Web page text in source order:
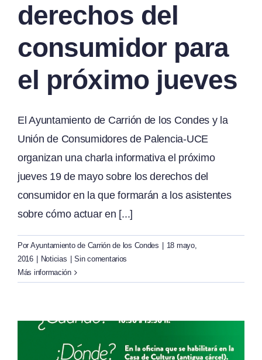
derechos del
consumidor para
el próximo jueves
El Ayuntamiento de Carrión de los Condes y la
Unión de Consumidores de Palencia-UCE
organizan una charla informativa el próximo
jueves 19 de mayo sobre los derechos del
consumidor en la que formarán a los asistentes
sobre cómo actuar en [...]
Por Ayuntamiento de Carrión de los Condes
18 mayo,
2016
Noticias
Sin comentarios
Más información